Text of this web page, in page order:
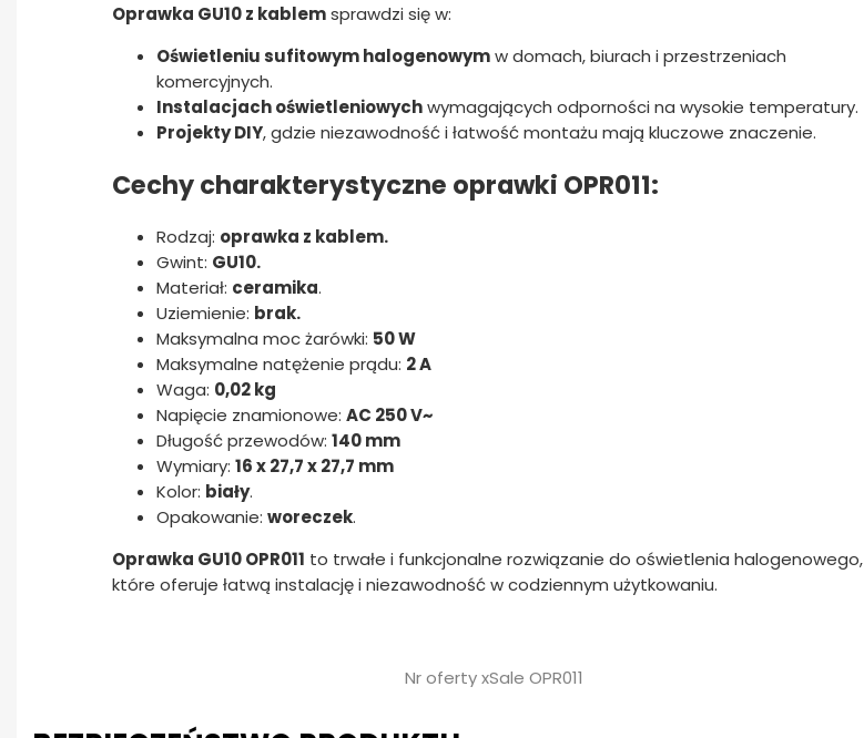
Oprawka GU10 z kablemsprawdzi się w:
Oświetleniu sufitowym halogenowymw domach, biurach i przestrzeniach
komercyjnych.
Instalacjach oświetleniowychwymagających odporności na wysokie temperatury.
Projekty DIY, gdzie niezawodność i łatwość montażu mają kluczowe znaczenie.
Cechy charakterystyczne oprawki OPR011:
Rodzaj: oprawka z kablem.
Gwint: GU10.
Materiał: ceramika.
Uziemienie: brak.
Maksymalna moc żarówki: 50 W
Maksymalne natężenie prądu: 2 A
Waga: 0,02 kg
Napięcie znamionowe: AC 250 V~
Długość przewodów: 140 mm
Wymiary: 16 x 27,7 x 27,7 mm
Kolor: biały.
Opakowanie: woreczek.
Oprawka GU10 OPR011 to trwałe i funkcjonalne rozwiązanie do oświetlenia halogenowego,
które oferuje łatwą instalację i niezawodność w codziennym użytkowaniu.
Nr oferty xSale OPR011